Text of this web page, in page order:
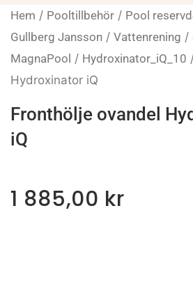
Hem / Pooltillbehör / Pool
Gullberg Jansson / Vattenrening /
MagnaPool / Hydroxinator_iQ_10
Hydroxinator iQ
Fronthölje ovandel
iQ
1 885,00 kr